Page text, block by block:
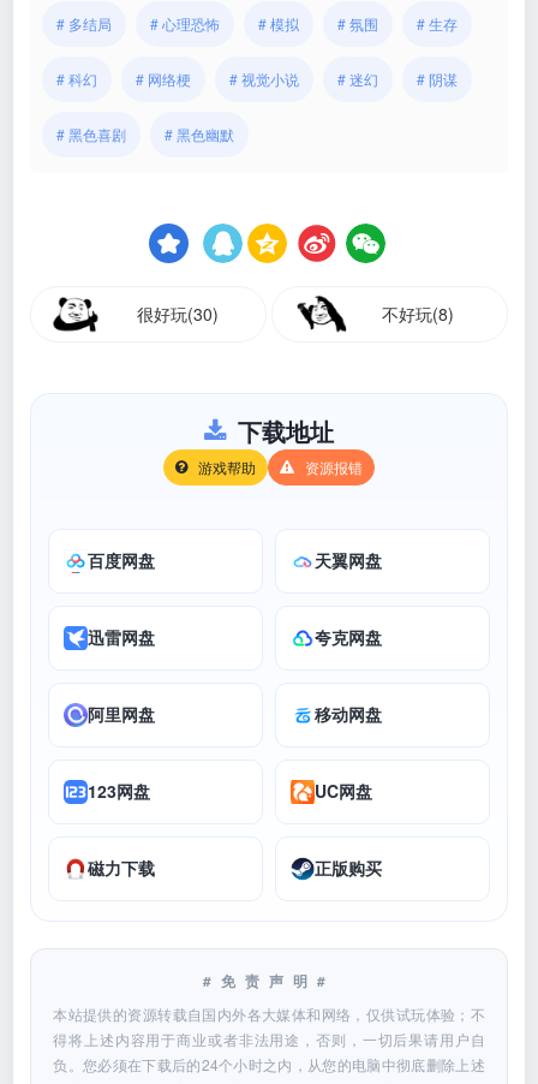
# 多结局 # 心理恐怖 # 模拟 # 氛围 # 生存
# 科幻 # 网络梗 # 视觉小说 # 迷幻 # 阴谋
# 黑色喜剧 # 黑色幽默
很好玩(30) 不好玩(8)
下载地址
游戏帮助 资源报错
百度网盘 天翼网盘
迅雷网盘 夸克网盘
阿里网盘 移动网盘
123网盘 UC网盘
磁力下载 正版购买
#免责声明#
本站提供的资源转载自国内外各大媒体和网络，仅供试玩体验；不
得将上述内容用于商业或者非法用途，否则，一切后果请用户自
负。您必须在下载后的24个小时之内，从您的电脑中彻底删除上述